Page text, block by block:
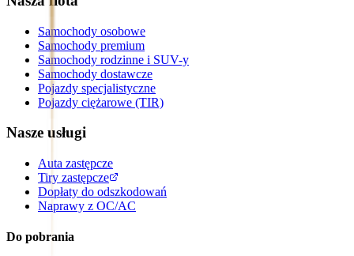
Samochody osobowe
Samochody premium
Samochody rodzinne i SUV-y
Samochody dostawcze
Pojazdy specjalistyczne
Pojazdy ciężarowe (TIR)
Nasze usługi
Auta zastępcze
Tiry zastępcze
Dopłaty do odszkodowań
Naprawy z OC/AC
Do pobrania